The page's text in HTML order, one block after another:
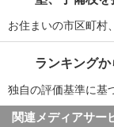
お住まいの市区町村
ランキングか
独自の評価基準に基
関連メディアサー